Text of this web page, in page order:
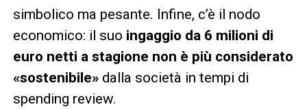
simbolico ma pesante. Infine, c’è il nodo
economico: il suo ingaggio da 6 milioni di
euro netti a stagione non è più considerato
«sostenibile»dalla società in tempi di
spending review.